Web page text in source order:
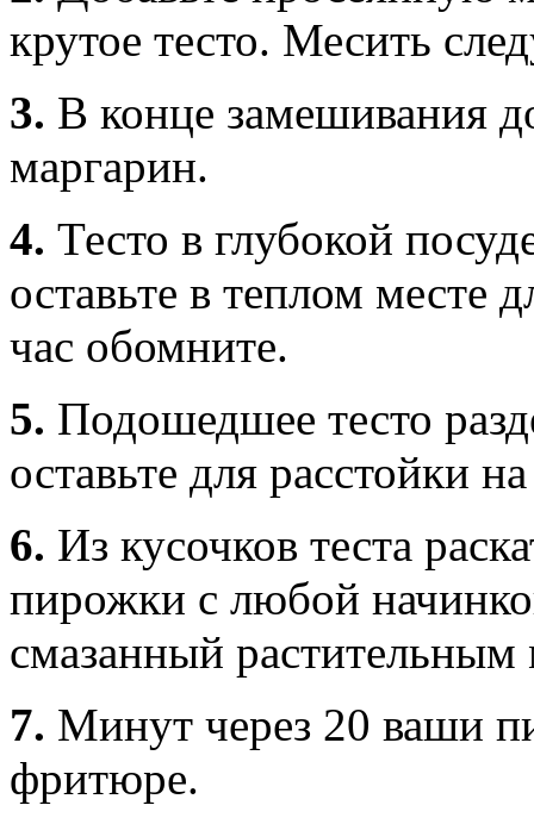
крутое тесто. Месить
3. В конце замешивания
маргарин.
4. Тесто в глубокой
оставьте в теплом месте
час обомните.
5. Подошедшее тесто
оставьте для расстойки
6. Из кусочков теста
пирожки с любой
смазанный растительным
7. Минут через 20 ваши
фритюре.